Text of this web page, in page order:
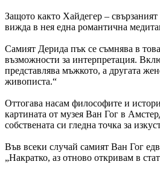
Защото както Хайдегер –
вижда в нея една романтична
Самият Дерида пък се съмнява в
възможности за интерпретация.
представлява мъжкото, а другата
живописта.“
Оттогава насам философите и
картината от музея Ван Гог в
собствената си гледна точка за
Във всеки случай самият Ван Гог
„Накратко, аз отново откривам в